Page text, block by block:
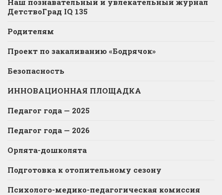
ДетствоГрад IQ 135
Родителям
Проект по закаливанию «Бодрячок»
Безопасность
ИННОВАЦИОННАЯ ПЛОЩАДКА
Педагог года — 2025
Педагог года — 2026
Орлята-дошколята
Подготовка к отопительному сезону
Психолого-медико-педагогическая комиссия